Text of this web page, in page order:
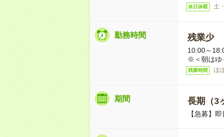
休日休暇 土
勤務時間 残業少
10:00～
※＜朝はゆ
残業時間 ほ
期間 長期（3
【急募】